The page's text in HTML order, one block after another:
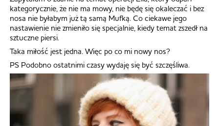
kategorycznie, że nie ma mowy, nie będę się okaleczać i bez
nosa nie byłabym już tą samą Mufką. Co ciekawe jego
nastawienie nie zmieniło się specjalnie, kiedy temat zszedł na
sztuczne piersi.
Taka miłość jest jedna. Więc po co mi nowy nos?
PS Podobno ostatnimi czasy wydaję się być szczęśliwa.